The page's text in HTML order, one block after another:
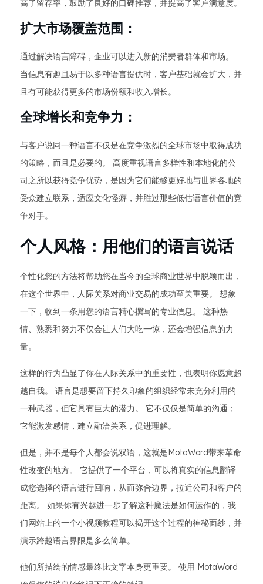
高了留存率，鼓励了良好的口碑推荐，并提高了客户满意度。
扩大市场覆盖范围：
通过解决语言障碍，企业可以进入新的消费者群体和市场。
当信息有趣且易于以多种语言提供时，客户基础就会扩大，并
且有可能获得更多的市场份额和收入增长。
全球增长和竞争力：
与客户说同一种语言不仅是在竞争激烈的全球市场中取得成功
的策略，而且是必要的。 高度重视语言多样性和本地化的公
司之所以获得竞争优势，是因为它们能够更好地与世界各地的
受众建立联系，适应文化怪癖，并胜过那些低估语言价值的竞
争对手。
个人风格：用他们的语言说话
个性化您的方法将帮助您在当今的全球商业世界中脱颖而出，
在这个世界中，人际关系对商业交易的成功至关重要。 想象
一下，收到一条用您的语言精心撰写的专业信息。 这种热
情、熟悉和努力不仅会让人们大吃一惊，还会增强信息的力
量。
这样的行为凸显了你在人际关系中的重要性，也表明你愿意超
越自我。 语言是想要留下持久印象的组织经常未充分利用的
一种武器，但它具有巨大的潜力。 它不仅仅是简单的沟通；
它能激发感情，建立融洽关系，促进理解。
但是，并不是每个人都会说双语，这就是MotaWord带来革命
性改变的地方。 它提供了一个平台，可以将真实的信息翻译
成您选择的语言进行回响，从而弥合边界，拉近公司和客户的
距离。 如果你有兴趣进一步了解这种魔法是如何运作的，我
们网站上的一个小视频教程可以揭开这个过程的神秘面纱，并
演示跨越语言界限是多么简单。
他们所描绘的情感最终比文字本身更重要。 使用 MotaWord